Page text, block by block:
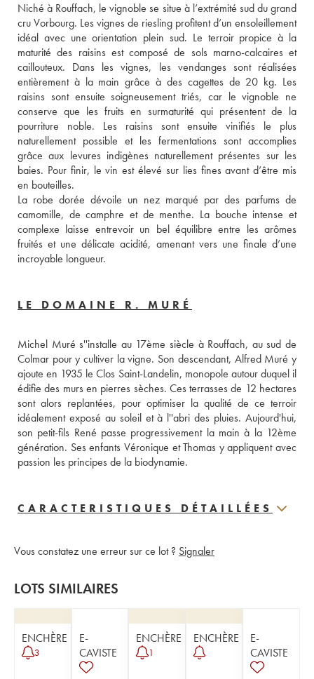
Niché à Rouffach, le vignoble se situe à l’extrémité sud du grand
cru Vorbourg. Les vignes de riesling profitent d’un ensoleillement
idéal avec une orientation plein sud. Le terroir propice à la
maturité des raisins est composé de sols marno-calcaires et
caillouteux. Dans les vignes, les vendanges sont réalisées
entièrement à la main grâce à des cagettes de 20 kg. Les
raisins sont ensuite soigneusement triés, car le vignoble ne
conserve que les fruits en surmaturité qui présentent de la
pourriture noble. Les raisins sont ensuite vinifiés le plus
naturellement possible et les fermentations sont accomplies
grâce aux levures indigènes naturellement présentes sur les
baies. Pour finir, le vin est élevé sur lies fines avant d’être mis
en bouteilles.
La robe dorée dévoile un nez marqué par des parfums de
camomille, de camphre et de menthe. La bouche intense et
complexe laisse entrevoir un bel équilibre entre les arômes
fruités et une délicate acidité, amenant vers une finale d’une
incroyable longueur.
LE DOMAINE R. MURÉ
Michel Muré s''installe au 17ème siècle à Rouffach, au sud de
Colmar pour y cultiver la vigne. Son descendant, Alfred Muré y
ajoute en 1935 le Clos Saint-Landelin, monopole autour duquel il
édifie des murs en pierres sèches. Ces terrasses de 12 hectares
sont alors replantées, pour optimiser la qualité de ce terroir
idéalement exposé au soleil et à l''abri des pluies. Aujourd'hui,
son petit-fils René passe progressivement la main à la 12ème
génération. Ses enfants Véronique et Thomas y appliquent avec
passion les principes de la biodynamie.
CARACTERISTIQUES DÉTAILLÉES
Vous constatez une erreur sur ce lot ? Signaler
LOTS SIMILAIRES
ENCHÈRE
3
E-
CAVISTE
ENCHÈRE
1
ENCHÈRE
E-
CAVISTE